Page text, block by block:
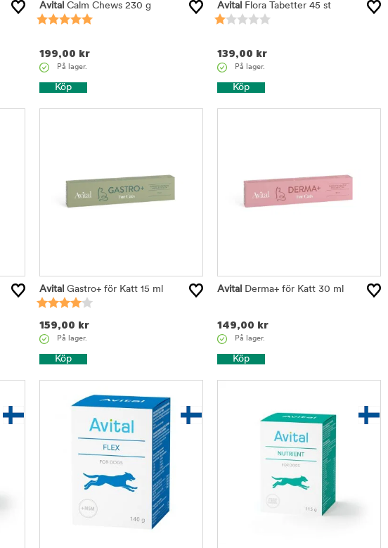
AvitalCalm Chews 230 g
199,00 kr
På lager.
Köp
AvitalFlora Tabetter 45 st
139,00 kr
På lager.
Köp
AvitalGastro+ för Katt 15 ml
159,00 kr
På lager.
Köp
AvitalDerma+ för Katt 30 ml
149,00 kr
På lager.
Köp